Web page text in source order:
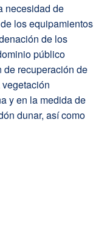
necesidad de
los equipamientos
de los
público
de recuperación de
y en la medida de
dunar, así como